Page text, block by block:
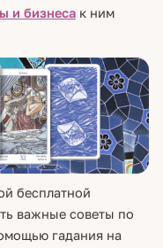
и бизнеса к ним
бесплатной
важные советы по
гадания на